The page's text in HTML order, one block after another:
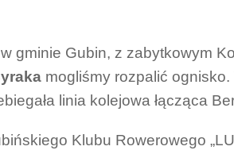
gminie Gubin, z zabytkowym
mogliśmy rozpalić
linia kolejowa łącząca
Klubu Rowerowego